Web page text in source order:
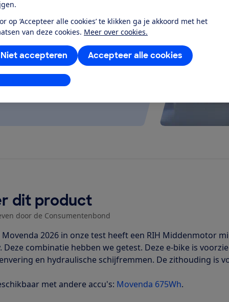
op ‘Accepteer alle cookies’ te klikken ga je akkoord met het
van deze cookies. Meer over cookies.
Accepteer alle cookies
Niet accepteren
aanpassen
je ver fietsen op een
kijken of de e-bike op rolletjes
dit product
door de Consumentenbond
Movenda 2026 in onze test heeft een RIH Middenmotor
Deze combinatie hebben we getest. Deze e-bike is
en hydraulische schijfremmen. De zithouding is
met andere accu's: Movenda 675Wh.